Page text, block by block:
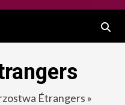
Étrangers »